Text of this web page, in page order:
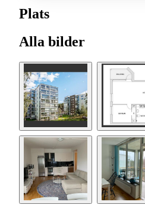
Plats
Alla bilder